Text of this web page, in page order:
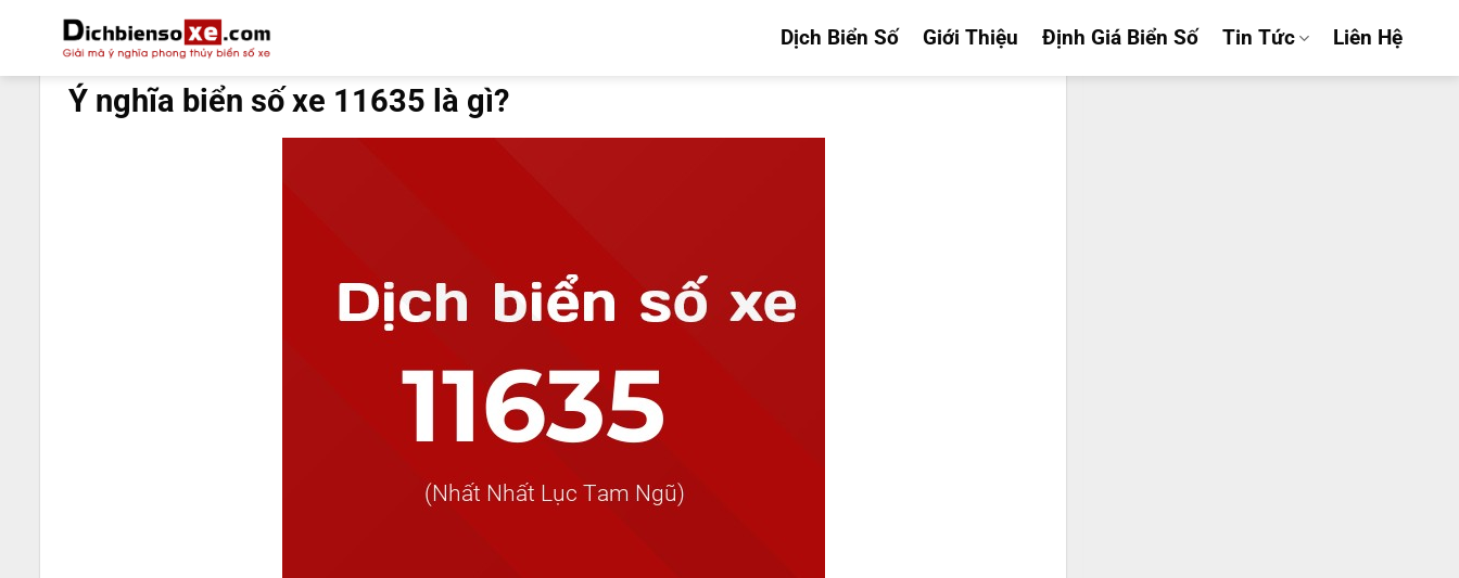
nội
Dịch Biển Số Giới Thiệu Định Giá Biển Số Tin Tức Liên Hệ
Ý nghĩa biển số xe 11635 là gì?